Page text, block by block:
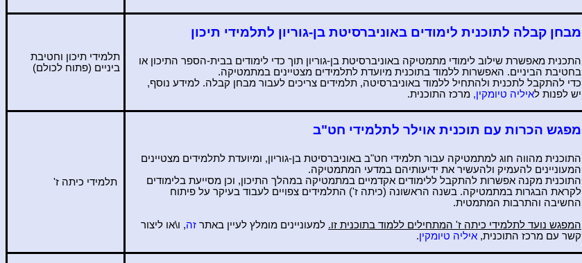
תלמידי תיכון וחטיבת
ביניים (פתוח לכולם)
מבחן קבלה לתוכנית לימודים באוניברסיטת בן-גוריון לתלמידי תיכון
התכנית מאפשרת שילוב לימודי מתמטיקה באוניברסיטת בן-גוריון תוך כדי לימודים בבית-הספר התיכון או
בחטיבת הביניים. האפשרות ללמוד בתוכנית מיועדת לתלמידים מצטיינים במתמטיקה.
כדי להתקבל לתכנית ולהתחיל ללמוד באוניברסיטה, תלמידים צריכים לעבור מבחן קבלה. למידע נוסף,
יש לפנות לאיליה טיומקין, מרכז התוכנית.
תלמידי כיתה ז'
מפגש הכרות עם תוכנית אוילר לתלמידי חט"ב
התוכנית מהווה חוג למתמטיקה עבור תלמידי חט"ב באוניברסיטת בן-גוריון, ומיועדת לתלמידים מצטיינים
המעוניינים להעמיק ולהעשיר את ידיעותיהם במדעי המתמטיקה.
התוכנית מקנה אפשרות להתקבל ללימודים אקדמיים במתמטיקה במהלך התיכון, וכן מסייעת בלימודים
לקראת הבגרות במתמטיקה. בשנה הראשונה (כיתה ז') התלמידים צפויים לעבוד בעיקר על פיתוח
החשיבה והתרבות המתמטית.
המפגש נועד לתלמידי כיתה ז' המתחילים ללמוד בתוכנית זו. למעוניינים מומלץ לעיין באתר זה, ו\או ליצור
קשר עם מרכז התוכנית, איליה טיומקין.